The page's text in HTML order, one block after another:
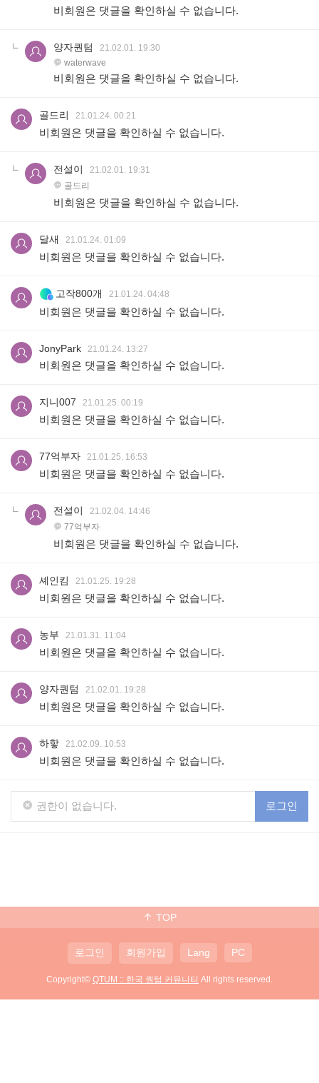
비회원은 댓글을 확인하실 수 없습니다.
양자퀀텀
21.02.01. 19:30
waterwave
비회원은 댓글을 확인하실 수 없습니다.
골드리 21.01.24. 00:21
비회원은 댓글을 확인하실 수 없습니다.
전설이
21.02.01. 19:31
골드리
비회원은 댓글을 확인하실 수 없습니다.
달새 21.01.24. 01:09
비회원은 댓글을 확인하실 수 없습니다.
고작800개 21.01.24. 04:48
비회원은 댓글을 확인하실 수 없습니다.
JonyPark 21.01.24. 13:27
비회원은 댓글을 확인하실 수 없습니다.
지니007 21.01.25. 00:19
비회원은 댓글을 확인하실 수 없습니다.
77억부자 21.01.25. 16:53
비회원은 댓글을 확인하실 수 없습니다.
전설이
21.02.04. 14:46
77억부자
비회원은 댓글을 확인하실 수 없습니다.
셰인킴 21.01.25. 19:28
비회원은 댓글을 확인하실 수 없습니다.
농부 21.01.31. 11:04
비회원은 댓글을 확인하실 수 없습니다.
양자퀀텀 21.02.01. 19:28
비회원은 댓글을 확인하실 수 없습니다.
하핳 21.02.09. 10:53
비회원은 댓글을 확인하실 수 없습니다.
권한이 없습니다. 로그인
TOP
로그인 회원가입 Lang PC
Copyright© QTUM :: 한국 퀀텀 커뮤니티 All rights reserved.